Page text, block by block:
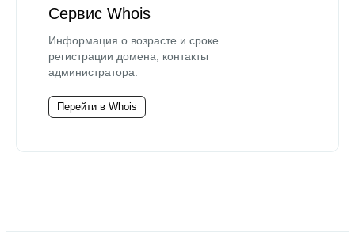
Сервис Whois
Информация о возрасте и сроке
регистрации домена, контакты
администратора.
Перейти в Whois